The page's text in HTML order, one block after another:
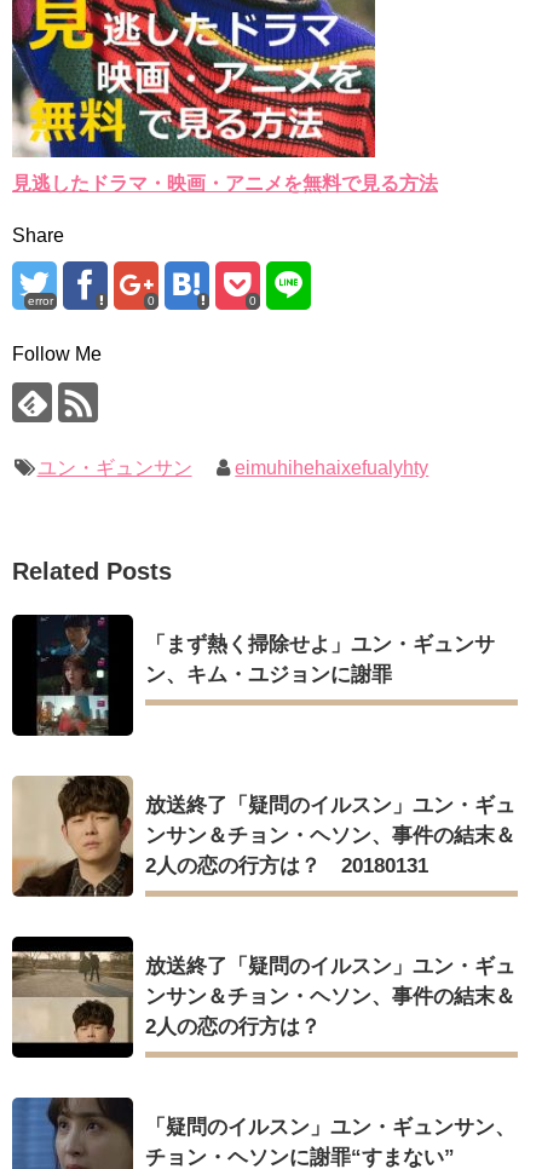
見逃したドラマ・映画・アニメを無料で見る方法
Share
error 0 0
Follow Me
ユン・ギュンサン eimuhihehaixefualyhty
Related Posts
「まず熱く掃除せよ」ユン・ギュンサ
ン、キム・ユジョンに謝罪
放送終了「疑問のイルスン」ユン・ギュ
ンサン＆チョン・ヘソン、事件の結末＆
2人の恋の行方は？ 20180131
放送終了「疑問のイルスン」ユン・ギュ
ンサン＆チョン・ヘソン、事件の結末＆
2人の恋の行方は？
「疑問のイルスン」ユン・ギュンサン、
チョン・ヘソンに謝罪“すまない”